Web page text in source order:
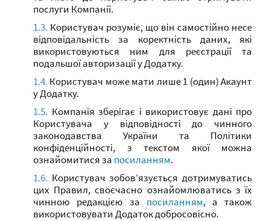
послуги Компанії.
Користувач розуміє, що він самостійно несе
відповідальність за коректність даних, які
використовуються ним для реєстрації та
подальшої авторизації у Додатку.
Користувач може мати лише 1 (один) Акаунт
у Додатку.
Компанія зберігає і використовує дані про
Користувача у відповідності до чинного
законодавства України та Політики
конфіденційності, з текстом якої можна
ознайомитися за посиланням.
Користувач зобов’язується дотримуватись
цих Правил, своєчасно ознайомлюватись з їх
чинною редакцією за посиланням, а також
використовувати Додаток добросовісно.